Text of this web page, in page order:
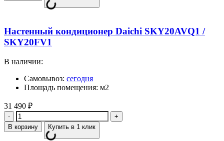
Настенный кондиционер Daichi SKY20AVQ1 /
SKY20FV1
В наличии:
Самовывоз: сегодня
Площадь помещения: м2
31 490 ₽
Количество
В корзину Купить в 1 клик